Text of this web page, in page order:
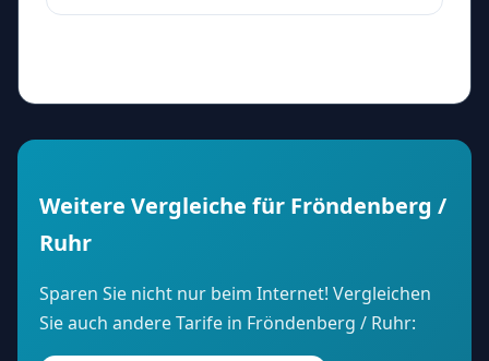
Weitere Vergleiche für Fröndenberg /
Ruhr
Sparen Sie nicht nur beim Internet! Vergleichen
Sie auch andere Tarife in Fröndenberg / Ruhr: